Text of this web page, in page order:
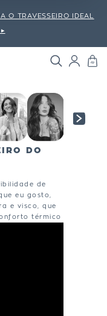
O TRAVESSEIRO IDEAL
DO
de
eu gosto,
e visco, que
térmico